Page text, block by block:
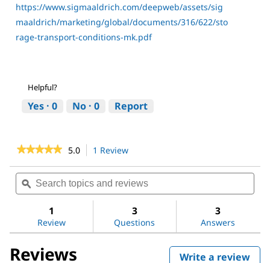
https://www.sigmaaldrich.com/deepweb/assets/sig
maaldrich/marketing/global/documents/316/622/sto
rage-transport-conditions-mk.pdf
Helpful?
Yes · 0 No · 0 Report
★★★★★
★★★★★
of
Read
reviews
for
5.0 1 Review
will
navigate
to
reviews.
Search
topics
and
ϙ
1
Review
3
Questions
3
Answers
Reviews Write a review